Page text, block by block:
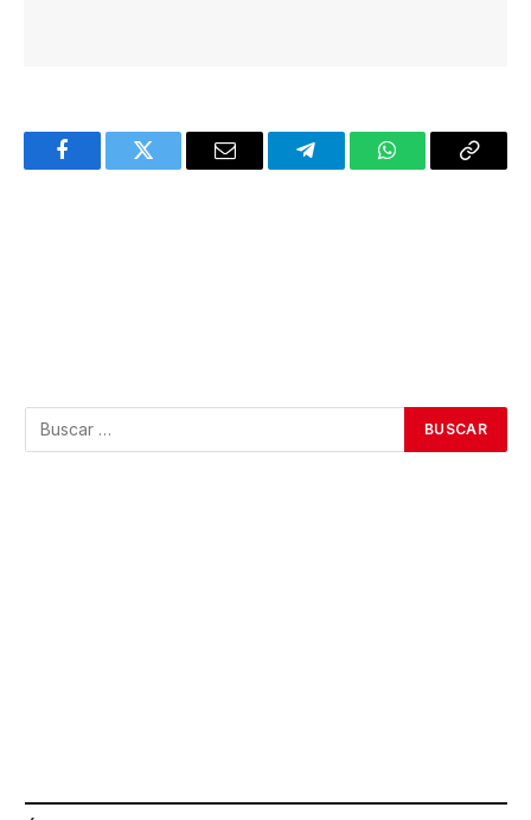
FacebookTwitter Email TelegramWhatsAppCopy